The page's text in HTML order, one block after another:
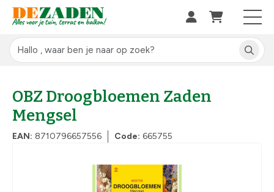
OBZ Droogbloemen Zaden
Mengsel
EAN: 8710796657556 Code: 665755